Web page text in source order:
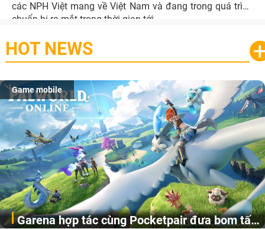
các NPH Việt mang về Việt Nam và đang trong quá trình
chuẩn bị ra mắt trong thời gian tới.
HOT NEWS
Game mobile
Garena hợp tác cùng Pocketpair đưa bom tấn